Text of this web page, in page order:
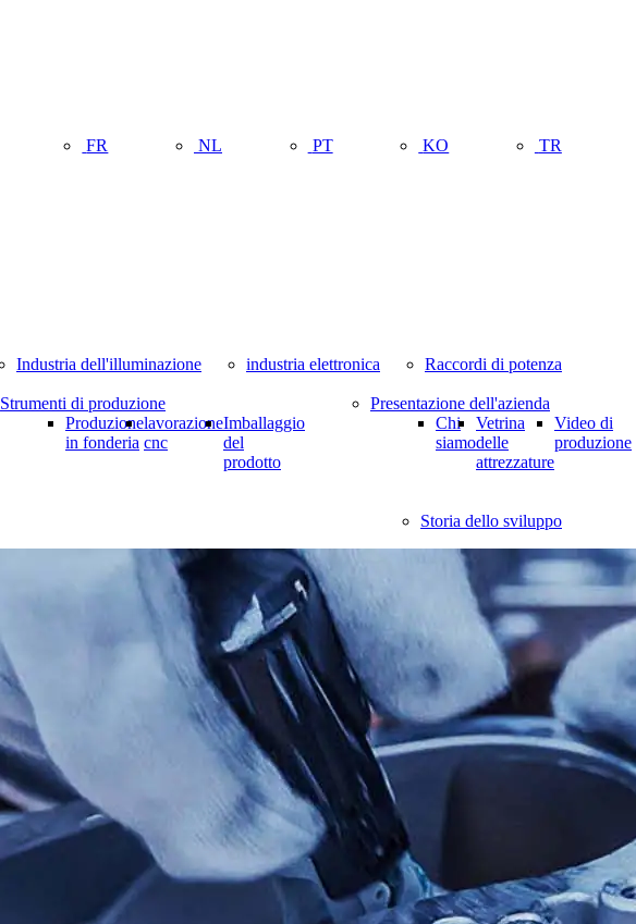
FR NL PT KO TR
Industria dell'illuminazione industria elettronica
Raccordi di potenza
Strumenti di produzione
Produzione
in fonderia
lavorazione
cnc
Imballaggio
del
prodotto
Presentazione dell'azienda
Chi
siamo
Vetrina
delle
attrezzature
Video di
produzione
Storia dello sviluppo